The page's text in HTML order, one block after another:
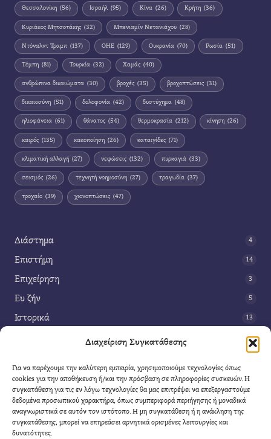
Διαχείριση Συγκατάθεσης
Για να παρέχουμε την καλύτερη εμπειρία, χρησιμοποιούμε τεχνολογίες όπως
cookies για την αποθήκευση ή/και την πρόσβαση σε πληροφορίες συσκευών. Η
συγκατάθεση για τις εν λόγω τεχνολογίες θα μας επιτρέψει να επεξεργαστούμε
δεδομένα προσωπικού χαρακτήρα, όπως συμπεριφορά περιήγησης ή μοναδικά
αναγνωριστικά σε αυτόν τον ιστότοπο. Η μη συγκατάθεση ή η ανάκληση της
συγκατάθεσης, μπορεί να επηρεάσει αρνητικά ορισμένες λειτουργίες και
δυνατότητες.
Θεσσαλονίκη (56) Ισραήλ (95) Κίνα (26) Κρήτη (36)
Κυριάκος Μητσοτάκης (32) Μπενιαμίν Νετανιάχου (28)
Ντόναλντ Τραμπ (137) ΟΗΕ (129) Ουκρανία (70) Ρωσία (51)
Τέμπη (81) Τουρκία (32) Χαμάς (40)
ανθρώπινα δικαιώματα (30) βροχές (35) βροχοπτώσεις (31)
δικαιοσύνη (51) δολοφονία (42) δυστύχημα (48)
ηλιοφάνεια (61) θάνατος (54) θερμοκρασία (212) κίνηση (26)
καιρός (135) κακοποίηση (26) καταιγίδες (71)
κλιματική αλλαγή (27) νεφώσεις (132) πυρκαγιά (33)
σεισμός (26) τεχνητή νοημοσύνη (27) τραγωδία (37)
τροχαίο (39) χιονοπτώσεις (47)
Διάστημα 4
Επιστήμη 14
Επιχείρηση 3
Ευ ζήν 5
Ιστορικά 13
42
Τέχνη 3
Τεχνολογία
Υγεία
Φαντασία